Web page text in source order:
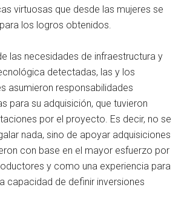
virtuosas que desde las mujeres se
los logros obtenidos.
las necesidades de infraestructura y
detectadas, las y los
asumieron responsabilidades
para su adquisición, que tuvieron
por el proyecto. Es decir, no se
nada, sino de apoyar adquisiciones
con base en el mayor esfuerzo por
y como una experiencia para
capacidad de definir inversiones